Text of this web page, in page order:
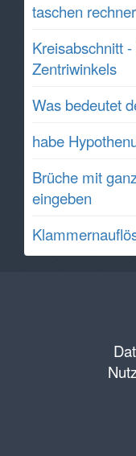
taschen rechner
Kreisabschnitt
Zentriwinkels
Was bedeutet
habe
Brüche mit
eingeben